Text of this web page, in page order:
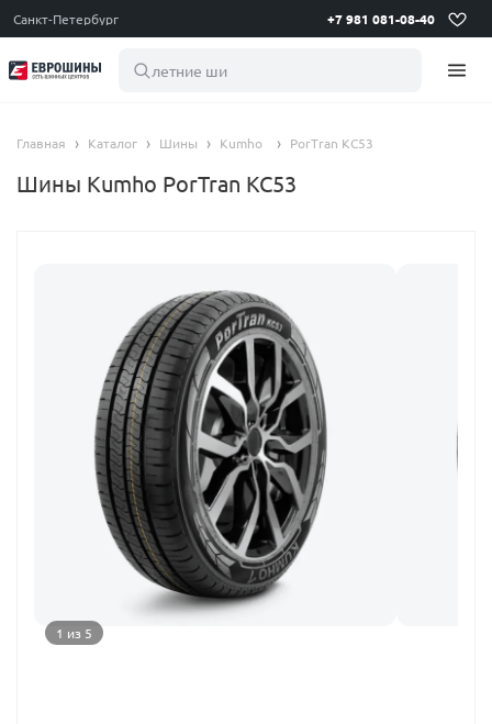
Санкт-Петербург +7 981 081-08-40
летние шины 19
Главная Каталог Шины Kumho PorTran KC53
Шины Kumho PorTran KC53
1 из 5